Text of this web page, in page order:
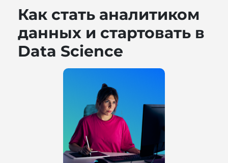
Как стать аналитиком
данных и стартовать в
Data Science